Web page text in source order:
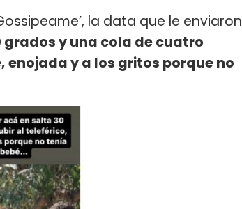
la data que le enviaron
grados y una cola de cuatro
y a los gritos porque no